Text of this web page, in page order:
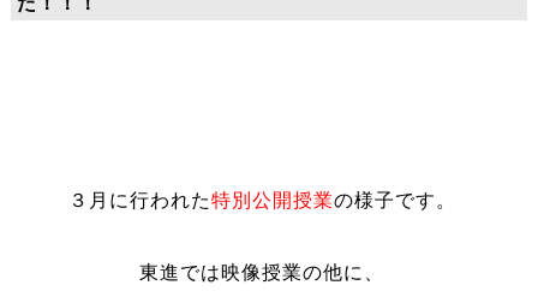
３月に行われた特別公開授業の様子です。
東進では映像授業の他に、